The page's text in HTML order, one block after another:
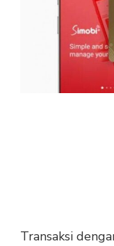
Transaksi